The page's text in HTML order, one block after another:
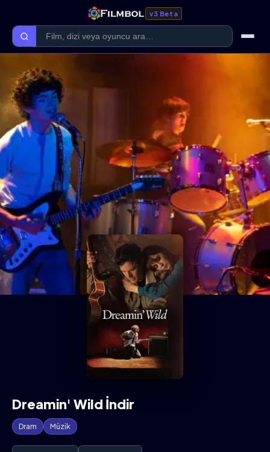
v3 Beta
Ana Sayfa
Forum
Kategoriler
Kaliteler
Film Kategorileri
Dizi Kategorileri
Giriş Yap
Dreamin' Wild İndir
Dram Müzik